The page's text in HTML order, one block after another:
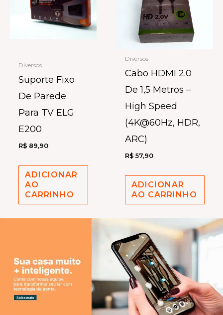
Diversos
Suporte Fixo
De Parede
Para TV ELG
E200
R$ 89,90
ADICIONAR
AO
CARRINHO
Diversos
Cabo HDMI 2.0
De 1,5 Metros –
High Speed
(4K@60Hz, HDR,
ARC)
R$ 57,90
ADICIONAR
AO CARRINHO